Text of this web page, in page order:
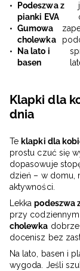
Podeszwa z
pianki EVA
Gumowa
cholewka
Na lato i
basen
Klapki dla
dnia
Te klapki dla
prostu czuć się
dopasowuje
dzień – w domu,
aktywności.
Lekkapodeszwa
przy codziennym
cholewka
docenisz bez
Na lato, basen i
wygoda. Jeśli